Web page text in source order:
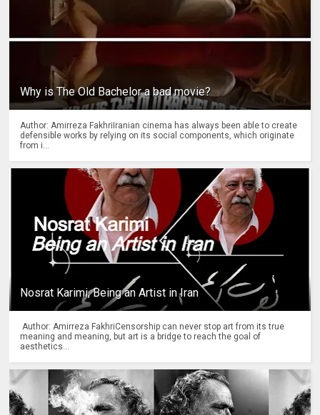
Why is The Old Bachelor a bad movie?
Author: Amirreza FakhriIranian cinema has always been able to create
defensible works by relying on its social components, which originate
from i...
Nosrat Karimi, Being an Artist in Iran
Author: Amirreza FakhriCensorship can never stop art from its true
meaning and meaning, but art is a bridge to reach the goal of
aesthetics...